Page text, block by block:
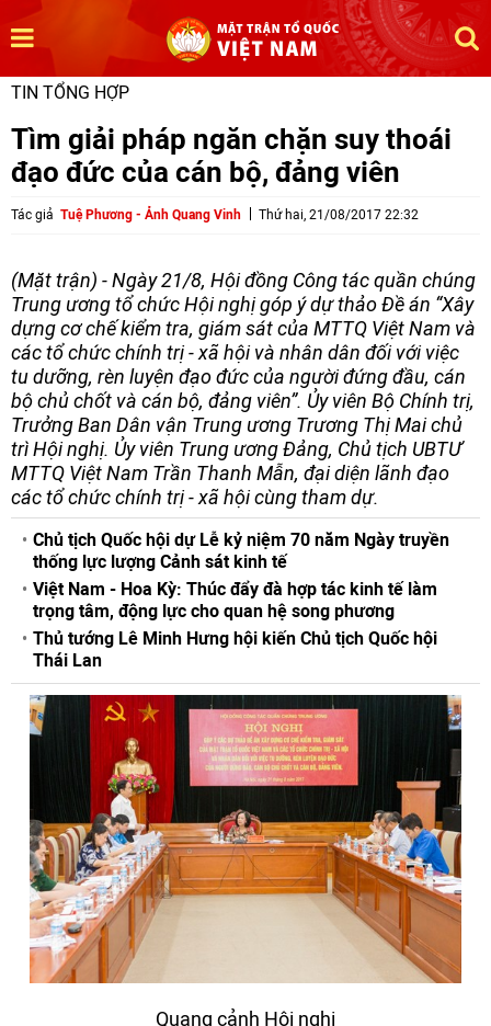
TIN TỔNG HỢP
Tìm giải pháp ngăn chặn suy thoái
đạo đức của cán bộ, đảng viên
Tác giả Tuệ Phương - Ảnh Quang Vinh Thứ hai, 21/08/2017 22:32
(Mặt trận) - Ngày 21/8, Hội đồng Công tác quần chúng
Trung ương tổ chức Hội nghị góp ý dự thảo Đề án “Xây
dựng cơ chế kiểm tra, giám sát của MTTQ Việt Nam và
các tổ chức chính trị - xã hội và nhân dân đối với việc
tu dưỡng, rèn luyện đạo đức của người đứng đầu, cán
bộ chủ chốt và cán bộ, đảng viên”. Ủy viên Bộ Chính trị,
Trưởng Ban Dân vận Trung ương Trương Thị Mai chủ
trì Hội nghị. Ủy viên Trung ương Đảng, Chủ tịch UBTƯ
MTTQ Việt Nam Trần Thanh Mẫn, đại diện lãnh đạo
các tổ chức chính trị - xã hội cùng tham dự.
Chủ tịch Quốc hội dự Lễ kỷ niệm 70 năm Ngày truyền
thống lực lượng Cảnh sát kinh tế
Việt Nam - Hoa Kỳ: Thúc đẩy đà hợp tác kinh tế làm
trọng tâm, động lực cho quan hệ song phương
Thủ tướng Lê Minh Hưng hội kiến Chủ tịch Quốc hội
Thái Lan
Quang cảnh Hội nghị